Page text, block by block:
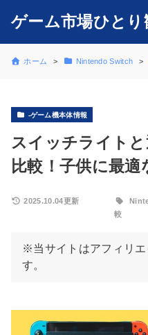
ゲーム市場ひとり
ホーム Nintendo Switch
-ゲーム機本体情報
スイッチライト
比較！子供に最適
2025.10.04更新
較
※当サイトはアフィリエ
す。